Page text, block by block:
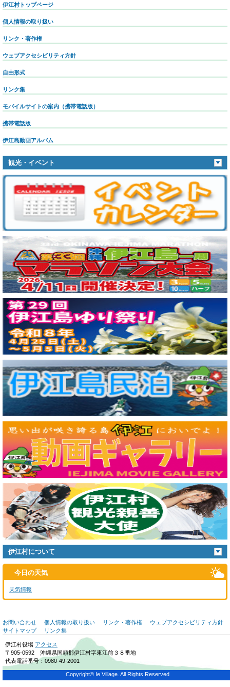
伊江村トップページ
個人情報の取り扱い
リンク・著作権
ウェブアクセシビリティ方針
自由形式
リンク集
モバイルサイトの案内（携帯電話版）
携帯電話版
伊江島動画アルバム
観光・イベント
伊江村について
今日の天気
天気情報
お問い合わせ 個人情報の取り扱い リンク・著作権
ウェブアクセシビリティ方針
サイトマップ
リンク集
伊江村役場 アクセス
〒905-0592 沖縄県国頭郡伊江村字東江前３８番地
代表電話番号：0980-49-2001
Copyright© Ie Village. All Rights Reserved